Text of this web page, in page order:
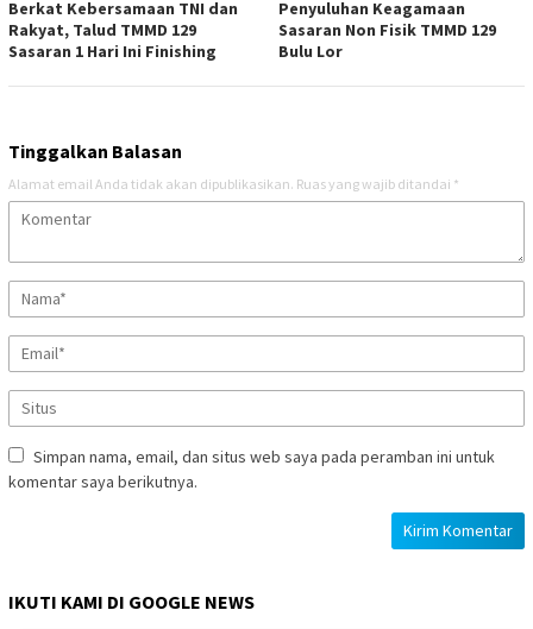
Berkat Kebersamaan TNI dan
Rakyat, Talud TMMD 129
Sasaran 1 Hari Ini Finishing
Penyuluhan Keagamaan
Sasaran Non Fisik TMMD 129
Bulu Lor
Tinggalkan Balasan
Alamat email Anda tidak akan dipublikasikan. Ruas yang wajib ditandai *
Simpan nama, email, dan situs web saya pada peramban ini untuk
komentar saya berikutnya.
IKUTI KAMI DI GOOGLE NEWS